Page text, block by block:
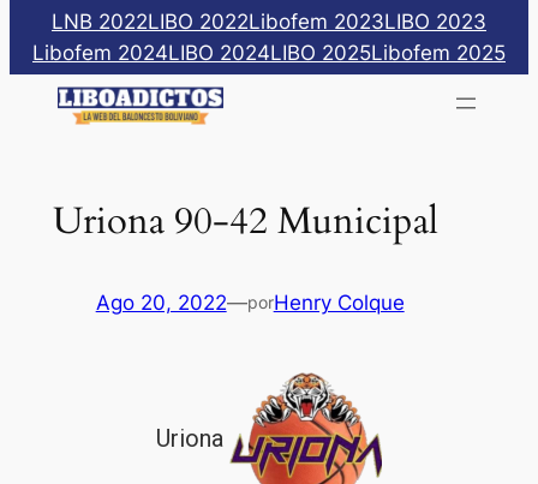
Saltar
contenido
LNB 2022LIBO 2022Libofem 2023LIBO 2023
Libofem 2024LIBO 2024LIBO 2025Libofem 2025
Uriona 90-42 Municipal
Ago 20, 2022—porHenry Colque
Uriona